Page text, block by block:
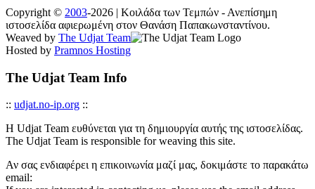
Copyright © 2003-2026 | Κοιλάδα των Τεμπών - Ανεπίσημη
ιστοσελίδα αφιερωμένη στον Θανάση Παπακωνσταντίνου.
Weaved by The Udjat Team
Hosted by Pramnos Hosting
The Udjat Team Info
:: udjat.no-ip.org ::
Η Udjat Team ευθύνεται για τη δημιουργία αυτής της ιστοσελίδας.
The Udjat Team is responsible for weaving this site.
Αν σας ενδιαφέρει η επικοινωνία μαζί μας, δοκιμάστε το παρακάτω
email: